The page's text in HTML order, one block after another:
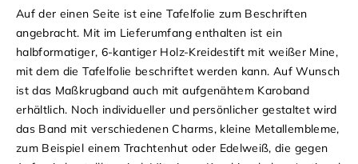
Auf der einen Seite ist eine Tafelfolie zum Beschriften
angebracht. Mit im Lieferumfang enthalten ist ein
halbformatiger, 6-kantiger Holz-Kreidestift mit weißer Mine,
mit dem die Tafelfolie beschriftet werden kann. Auf Wunsch
ist das Maßkrugband auch mit aufgenähtem Karoband
erhältlich. Noch individueller und persönlicher gestaltet wird
das Band mit verschiedenen Charms, kleine Metallembleme,
zum Beispiel einem Trachtenhut oder Edelweiß, die gegen